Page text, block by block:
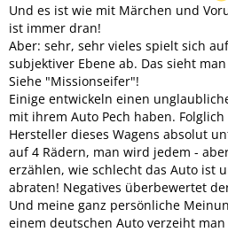
Und es ist wie mit Märchen und
ist immer dran!
Aber: sehr, sehr vieles spielt sich
subjektiver Ebene ab. Das sieht
Siehe "Missionseifer"!
Einige entwickeln einen
mit ihrem Auto Pech haben.
Hersteller dieses Wagens absolut
auf 4 Rädern, man wird jedem -
erzählen, wie schlecht das Auto ist
abraten! Negatives überbewertet
Und meine ganz persönliche
einem deutschen Auto verzeiht